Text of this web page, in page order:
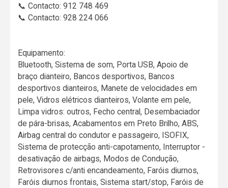
📞 Contacto: 912 748 469
📞 Contacto: 928 224 066
Equipamento:
Bluetooth, Sistema de som, Porta USB, Apoio de
braço dianteiro, Bancos desportivos, Bancos
desportivos dianteiros, Manete de velocidades em
pele, Vidros elétricos dianteiros, Volante em pele,
Limpa vidros: outros, Fecho central, Desembaciador
de pára-brisas, Acabamentos em Preto Brilho, ABS,
Airbag central do condutor e passageiro, ISOFIX,
Sistema de protecção anti-capotamento, Interruptor -
desativação de airbags, Modos de Condução,
Retrovisores c/anti encandeamento, Faróis diurnos,
Faróis diurnos frontais, Sistema start/stop, Faróis de